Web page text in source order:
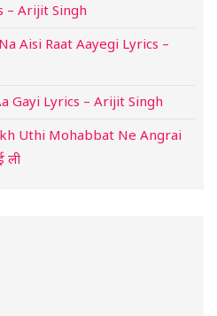
– Arijit Singh
Aisi Raat Aayegi Lyrics –
Gayi Lyrics – Arijit Singh
Uthi Mohabbat Ne Angrai
ली